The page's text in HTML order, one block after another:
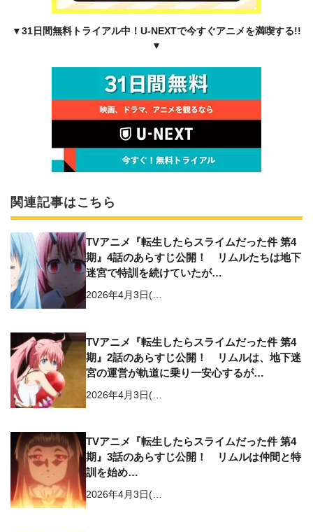
▼31日間無料トライアル中！U-NEXTで今すぐアニメを満喫する!!
▼
関連記事はこちら
TVアニメ『転生したらスライムだった件 第4
期』4話のあらすじ公開！ リムルたちは地下
迷宮で特訓を続けていたが…
2026年4月3日(…
TVアニメ『転生したらスライムだった件 第4
期』2話のあらすじ公開！ リムルは、地下迷
宮の運営が軌道に乗り一安心するが…
2026年4月3日(…
TVアニメ『転生したらスライムだった件 第4
期』3話のあらすじ公開！ リムルは仲間と特
訓を始め…
2026年4月3日(…